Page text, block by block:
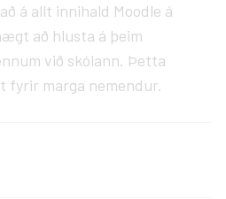
á allt innihald Moodle á
að hlusta á þeim
við skólann. Þetta
fyrir marga nemendur.